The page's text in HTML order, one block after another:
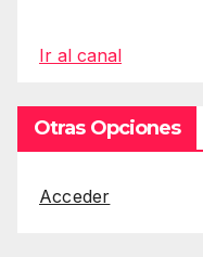
Ir al canal
Otras Opciones
Acceder